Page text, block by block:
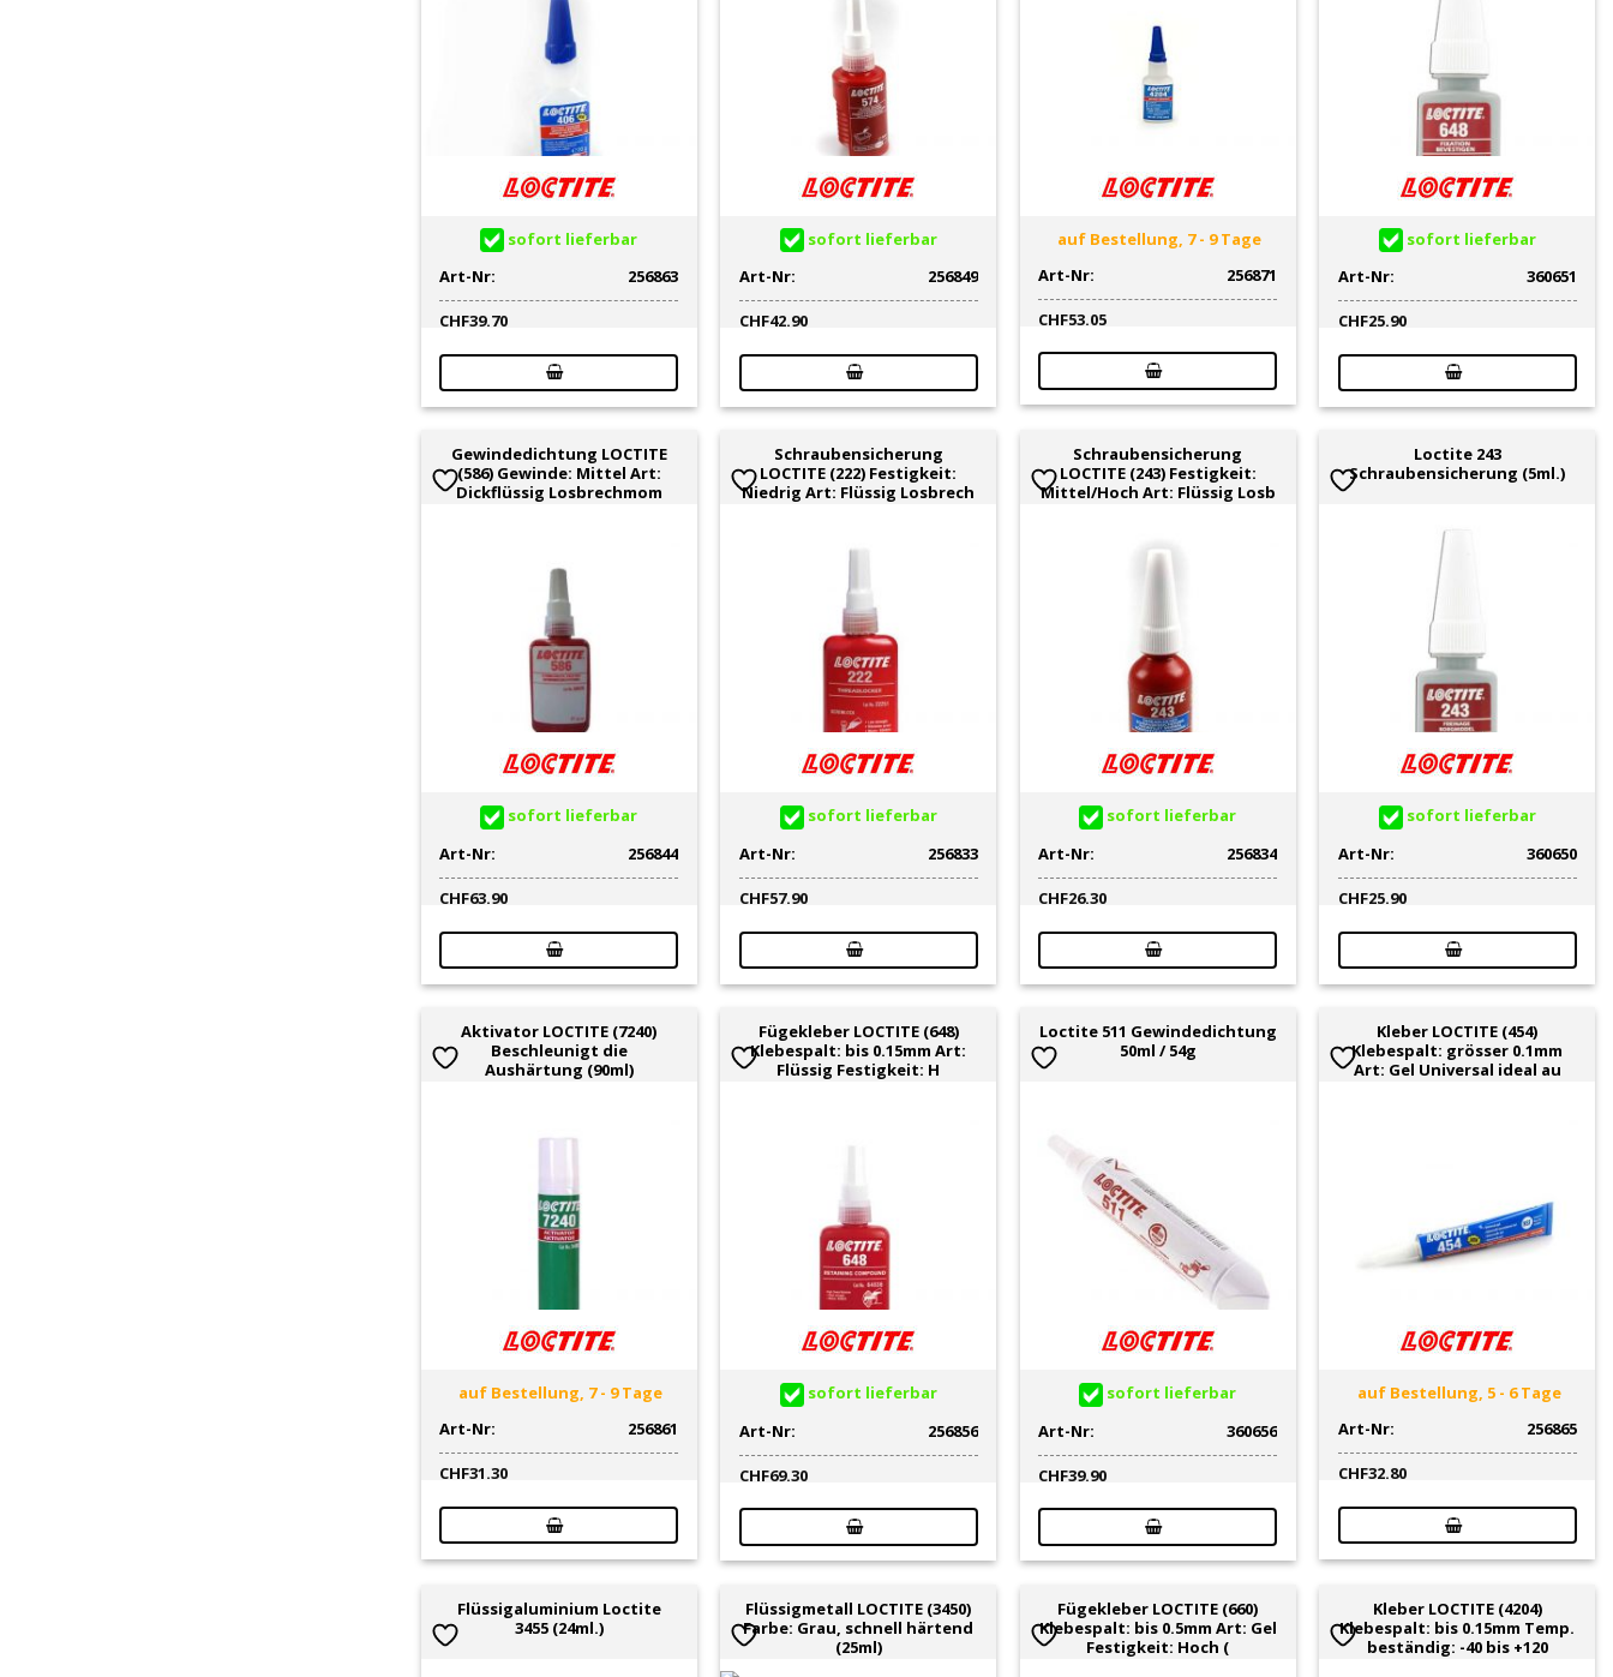
sofort lieferbar
Art-Nr:
256863
CHF39.70
sofort lieferbar
Art-Nr:
256849
CHF42.90
auf Bestellung, 7 - 9 Tage
Art-Nr:
256871
CHF53.05
sofort lieferbar
Art-Nr:
360651
CHF25.90
Gewindedichtung LOCTITE
(586) Gewinde: Mittel Art:
Dickflüssig Losbrechmom
sofort lieferbar
Art-Nr:
256844
CHF63.90
Schraubensicherung
LOCTITE (222) Festigkeit:
Niedrig Art: Flüssig Losbrech
sofort lieferbar
Art-Nr:
256833
CHF57.90
Schraubensicherung
LOCTITE (243) Festigkeit:
Mittel/Hoch Art: Flüssig Losb
sofort lieferbar
Art-Nr:
256834
CHF26.30
Loctite 243
Schraubensicherung (5ml.)
sofort lieferbar
Art-Nr:
360650
CHF25.90
Aktivator LOCTITE (7240)
Beschleunigt die
Aushärtung (90ml)
auf Bestellung, 7 - 9 Tage
Art-Nr:
256861
CHF31.30
Fügekleber LOCTITE (648)
Klebespalt: bis 0.15mm Art:
Flüssig Festigkeit: H
sofort lieferbar
Art-Nr:
256856
CHF69.30
Loctite 511 Gewindedichtung
50ml / 54g
sofort lieferbar
Art-Nr:
360656
CHF39.90
Kleber LOCTITE (454)
Klebespalt: grösser 0.1mm
Art: Gel Universal ideal au
auf Bestellung, 5 - 6 Tage
Art-Nr:
256865
CHF32.80
Flüssigaluminium Loctite
3455 (24ml.)
Flüssigmetall LOCTITE (3450)
Farbe: Grau, schnell härtend
(25ml)
Fügekleber LOCTITE (660)
Klebespalt: bis 0.5mm Art: Gel
Festigkeit: Hoch (
Kleber LOCTITE (4204)
Klebespalt: bis 0.15mm Temp.
beständig: -40 bis +120